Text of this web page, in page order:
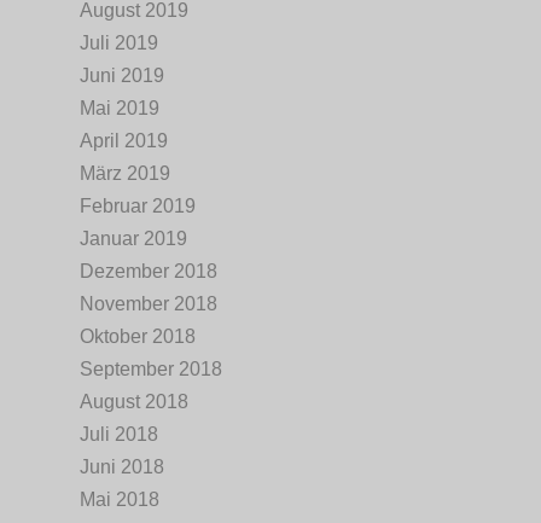
August 2019
Juli 2019
Juni 2019
Mai 2019
April 2019
März 2019
Februar 2019
Januar 2019
Dezember 2018
November 2018
Oktober 2018
September 2018
August 2018
Juli 2018
Juni 2018
Mai 2018